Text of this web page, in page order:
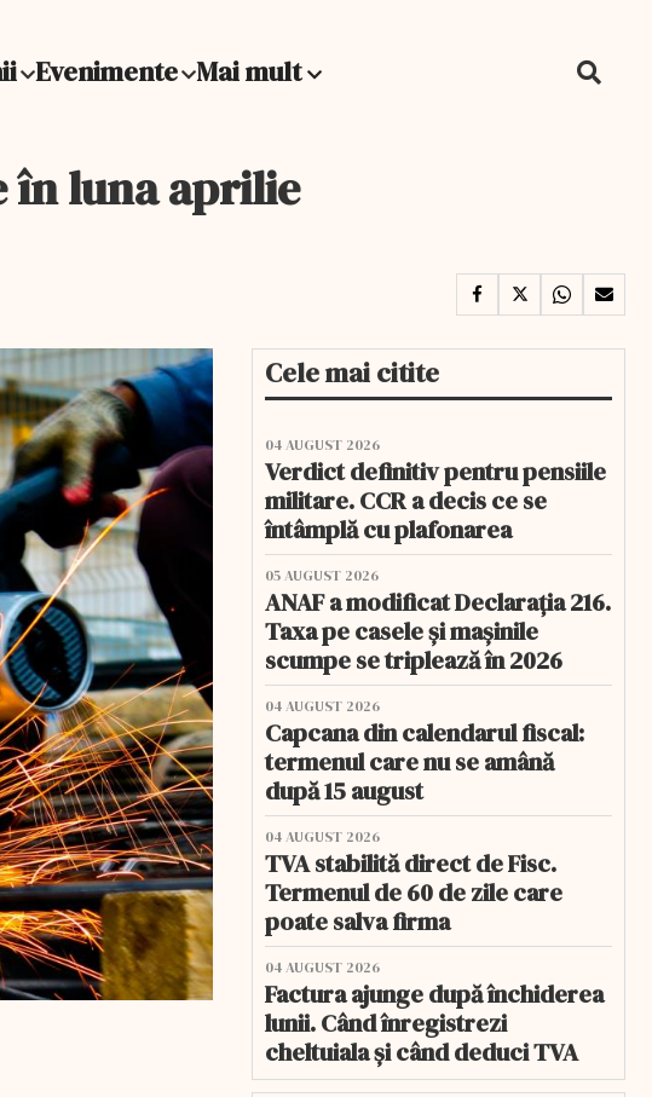
Evenimente Mai mult
în luna aprilie
Cele mai citite
04 AUGUST 2026
Verdict definitiv pentru pensiile
militare. CCR a decis ce se
întâmplă cu plafonarea
05 AUGUST 2026
ANAF a modificat Declarația 216.
Taxa pe casele și mașinile
scumpe se triplează în 2026
04 AUGUST 2026
Capcana din calendarul fiscal:
termenul care nu se amână
după 15 august
04 AUGUST 2026
TVA stabilită direct de Fisc.
Termenul de 60 de zile care
poate salva firma
04 AUGUST 2026
Factura ajunge după închiderea
lunii. Când înregistrezi
cheltuiala și când deduci TVA